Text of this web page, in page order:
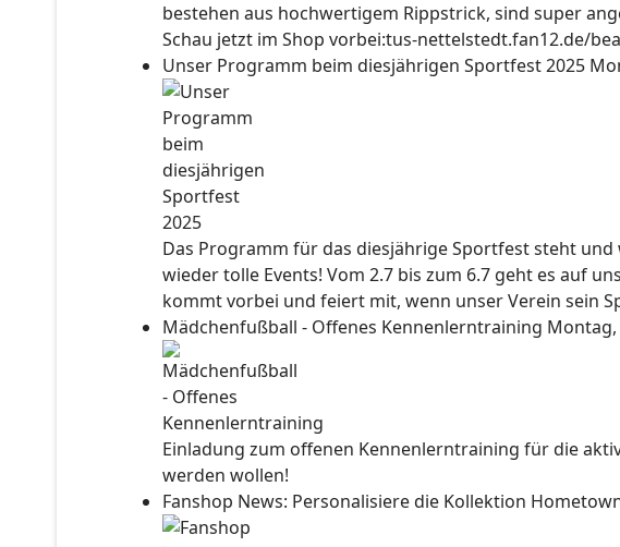
bestehen aus hochwertigem Rippstrick, sind super
Schau jetzt im Shop vorbei:tus-nettelstedt.fan12.de/
Unser Programm beim diesjährigen Sportfest 2025
Das Programm für das diesjährige Sportfest steht und
wieder tolle Events! Vom 2.7 bis zum 6.7 geht es auf
kommt vorbei und feiert mit, wenn unser Verein sein
Mädchenfußball - Offenes Kennenlerntraining Montag,
Einladung zum offenen Kennenlerntraining für die
werden wollen!
Fanshop News: Personalisiere die Kollektion